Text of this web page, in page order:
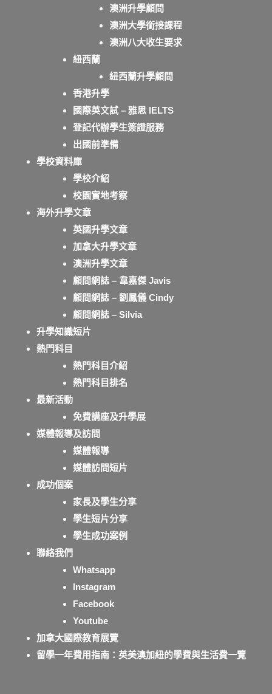
澳洲升學顧問
澳洲大學銜接課程
澳洲八大收生要求
紐西蘭
紐西蘭升學顧問
香港升學
國際英文試 – 雅思 IELTS
登記代辦學生簽證服務
出國前準備
學校資料庫
學校介紹
校園實地考察
海外升學文章
英國升學文章
加拿大升學文章
澳洲升學文章
顧問網誌 – 韋嘉傑 Javis
顧問網誌 – 劉鳳儀 Cindy
顧問網誌 – Silvia
升學知識短片
熱門科目
熱門科目介紹
熱門科目排名
最新活動
免費講座及升學展
媒體報導及訪問
媒體報導
媒體訪問短片
成功個案
家長及學生分享
學生短片分享
學生成功案例
聯絡我們
Whatsapp
Instagram
Facebook
Youtube
加拿大國際教育展覽
留學一年費用指南：英美澳加紐的學費與生活費一覽